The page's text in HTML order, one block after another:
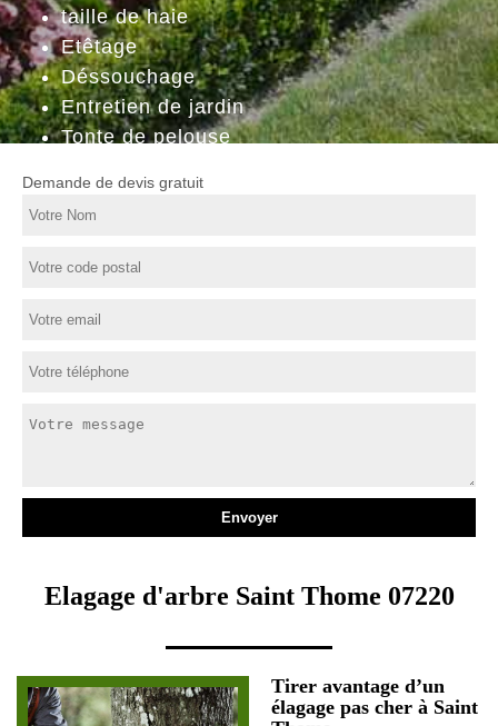
taille de haie
Etêtage
Déssouchage
Entretien de jardin
Tonte de pelouse
Demande de devis gratuit
Elagage d'arbre Saint Thome 07220
Tirer avantage d’un
élagage pas cher à Saint